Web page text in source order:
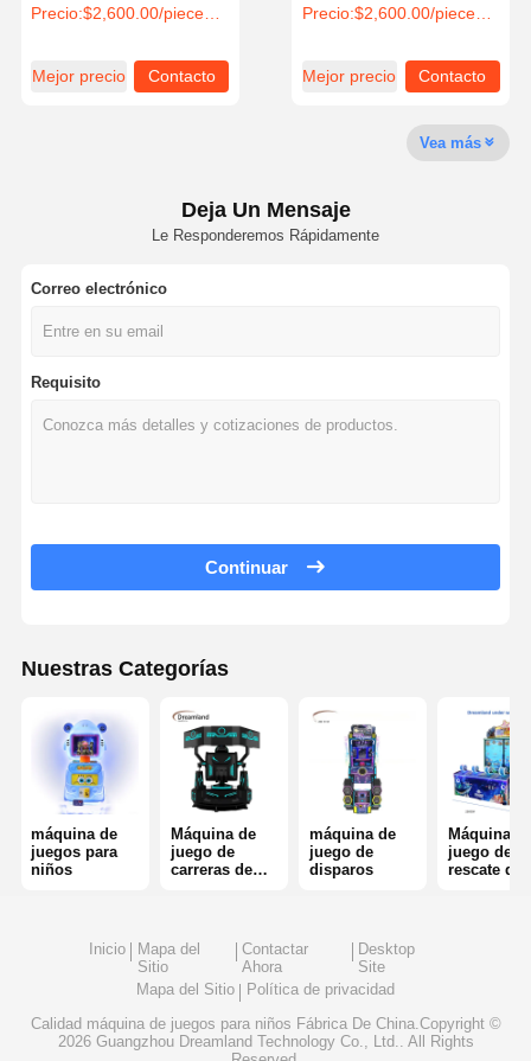
Visita A La
Control De
Contacto Noticias
Solicitar Una
máquina de juegos para niños
Máquina de juego de carreras de coches
máquina de juego de disparos
máquina de juego para empujar monedas
Simulador de juegos de motocicleta
Simulador de VR 360
Juego de disparos de realidad virtual (VR Arcade Shooter)
Cine de VR
coche de parachoques
Pistola, Experiencia Real,
Operados con Monedas,
Precio:$2,600.00/pieces 1-4 pieces
Mejor precio Contacto
CE Moneda divertida
operada
Precio:$2,600.00/pieces 1-4 pieces
Mejor precio Contacto
Vea más
Deja Un Mensaje
Le Responderemos Rápidamente
Correo electrónico
Requisito
Continuar
Nuestras Categorías
máquina de
juegos para
niños
Máquina de
juego de
carreras de
máquina de
juego de
disparos
Máquina
juego del
rescate del
Inicio
Mapa del
Sitio
Contactar
Ahora
Desktop
Site
Mapa del Sitio
Política de privacidad
Calidad máquina de juegos para niños Fábrica De China.Copyright ©
2026 Guangzhou Dreamland Technology Co., Ltd.. All Rights